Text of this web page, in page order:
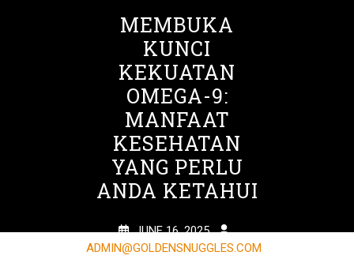
MEMBUKA
KUNCI
KEKUATAN
OMEGA-9:
MANFAAT
KESEHATAN
YANG PERLU
ANDA KETAHUI
JUNE 16, 2025
ADMIN@GOLDENSNUGGLES.COM